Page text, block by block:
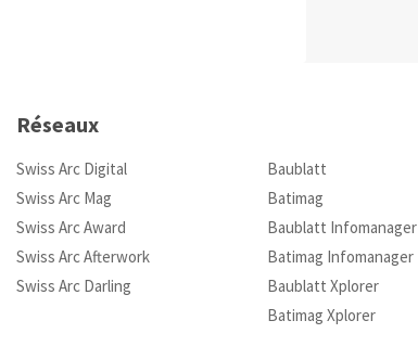
Réseaux
Swiss Arc Digital
Swiss Arc Mag
Swiss Arc Award
Swiss Arc Afterwork
Swiss Arc Darling
Baublatt
Batimag
Baublatt Infomanager
Batimag Infomanager
Baublatt Xplorer
Batimag Xplorer